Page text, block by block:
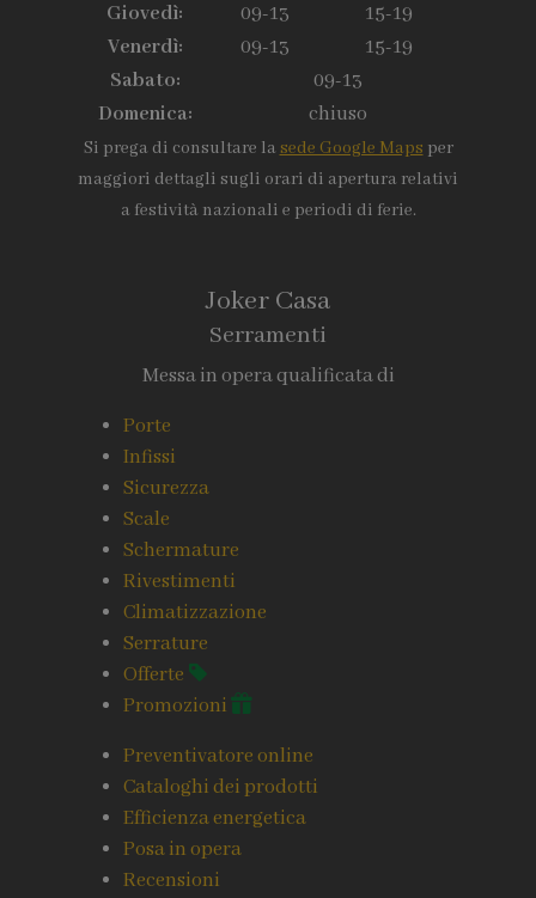
Giovedì:
09-13
15-19
Venerdì:
09-13
15-19
Sabato:
09-13
Domenica:
chiuso
Si prega di consultare la sede Google Maps per
maggiori dettagli sugli orari di apertura relativi
a festività nazionali e periodi di ferie.
Joker Casa
Serramenti
Messa in opera qualificata di
Porte
Infissi
Sicurezza
Scale
Schermature
Rivestimenti
Climatizzazione
Serrature
Offerte
Promozioni
Preventivatore online
Cataloghi dei prodotti
Efficienza energetica
Posa in opera
Recensioni